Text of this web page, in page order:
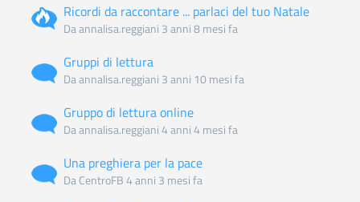
Discussione
calda
Ricordi da raccontare ... parlaci del tuo Natale
Daannalisa.reggiani 3 anni 8 mesi fa
Discussione
normale
Gruppi di lettura
Daannalisa.reggiani 3 anni 10 mesi fa
Discussione
normale
Gruppo di lettura online
Daannalisa.reggiani 4 anni 4 mesi fa
Discussione
normale
Una preghiera per la pace
Da CentroFB 4 anni 3 mesi fa